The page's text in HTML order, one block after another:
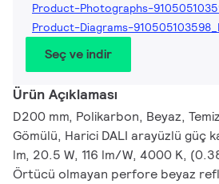
Product-Photographs-
Product-Diagrams-
Seç ve indir
Ürün Açıklaması
D200 mm, Polikarbon, Beyaz,
Gömülü, Harici DALI arayüzlü güç
lm, 20.5 W, 116 lm/W, 4000 K,
Örtücü olmayan perfore beyaz